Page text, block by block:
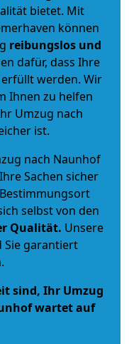
bietet. Mit
können
reibungslos und
dafür, dass Ihre
werden. Wir
Ihnen zu helfen
Umzug nach
ist.
nach Naunhof
Sachen sicher
selbst von den
Qualität. Unsere
Sie garantiert
sind, Ihr Umzug
wartet auf